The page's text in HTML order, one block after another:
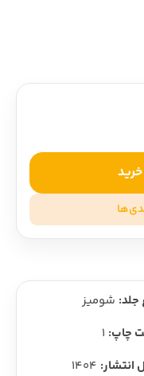
جلد: شومیز
چاپ: 1
انتشار: 1404